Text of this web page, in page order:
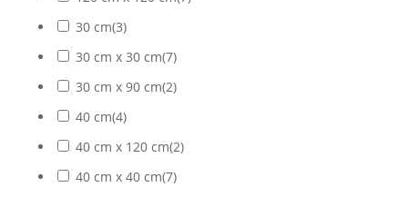
30 cm(3)
30 cm x 30 cm(7)
30 cm x 90 cm(2)
40 cm(4)
40 cm x 120 cm(2)
40 cm x 40 cm(7)